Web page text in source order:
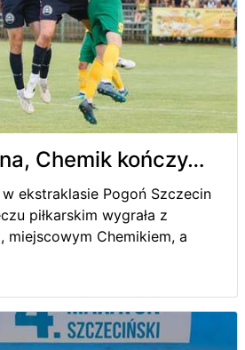
Chemik kończy…
ekstraklasie Pogoń Szczecin
piłkarskim wygrała z
miejscowym Chemikiem, a